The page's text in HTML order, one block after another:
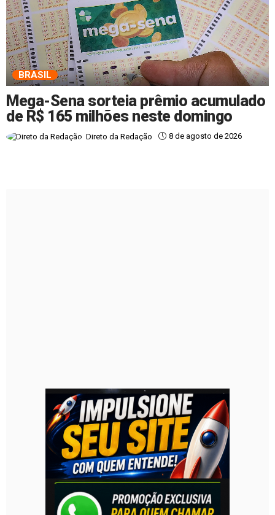
BRASIL
Mega-Sena sorteia prêmio acumulado
de R$ 165 milhões neste domingo
Direto da Redação 8 de agosto de 2026